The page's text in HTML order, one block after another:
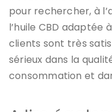
pour rechercher, à
l’huile CBD adaptée
clients sont très
sérieux dans la
consommation et